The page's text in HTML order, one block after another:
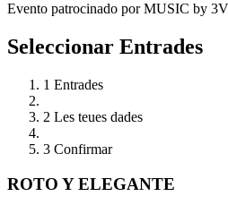
Evento patrocinado por MUSIC by
Seleccionar Entrades
1 Entrades
2 Les teues dades
3 Confirmar
ROTO Y ELEGANTE